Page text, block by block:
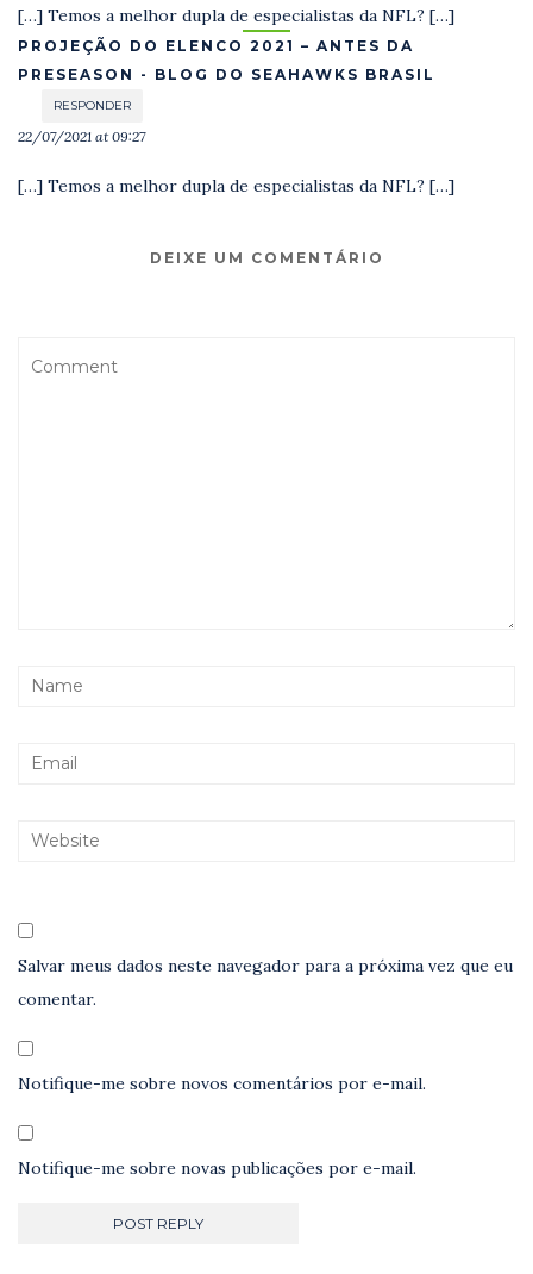
[…] Temos a melhor dupla de especialistas da NFL? […]
PROJEÇÃO DO ELENCO 2021 – ANTES DA
PRESEASON - BLOG DO SEAHAWKS BRASIL
RESPONDER
22/07/2021 at 09:27
[…] Temos a melhor dupla de especialistas da NFL? […]
DEIXE UM COMENTÁRIO
Salvar meus dados neste navegador para a próxima vez que eu
comentar.
Notifique-me sobre novos comentários por e-mail.
Notifique-me sobre novas publicações por e-mail.